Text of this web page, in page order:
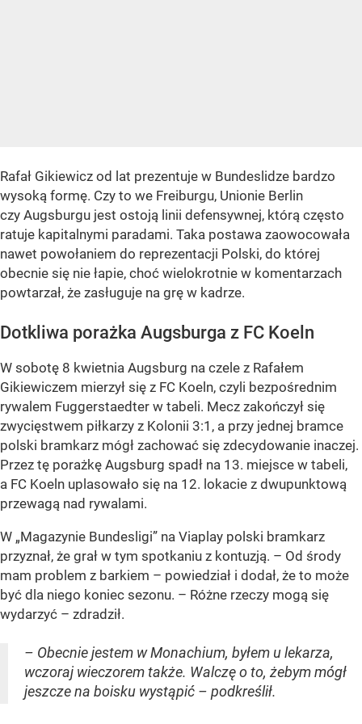
Rafał Gikiewicz od lat prezentuje w Bundeslidze bardzo
wysoką formę. Czy to we Freiburgu, Unionie Berlin
czy Augsburgu jest ostoją linii defensywnej, którą często
ratuje kapitalnymi paradami. Taka postawa zaowocowała
nawet powołaniem do reprezentacji Polski, do której
obecnie się nie łapie, choć wielokrotnie w komentarzach
powtarzał, że zasługuje na grę w kadrze.
Dotkliwa porażka Augsburga z FC Koeln
W sobotę 8 kwietnia Augsburg na czele z Rafałem
Gikiewiczem mierzył się z FC Koeln, czyli bezpośrednim
rywalem Fuggerstaedter w tabeli. Mecz zakończył się
zwycięstwem piłkarzy z Kolonii 3:1, a przy jednej bramce
polski bramkarz mógł zachować się zdecydowanie inaczej.
Przez tę porażkę Augsburg spadł na 13. miejsce w tabeli,
a FC Koeln uplasowało się na 12. lokacie z dwupunktową
przewagą nad rywalami.
W „Magazynie Bundesligi” na Viaplay polski bramkarz
przyznał, że grał w tym spotkaniu z kontuzją. – Od środy
mam problem z barkiem – powiedział i dodał, że to może
być dla niego koniec sezonu. – Różne rzeczy mogą się
wydarzyć – zdradził.
– Obecnie jestem w Monachium, byłem u lekarza,
wczoraj wieczorem także. Walczę o to, żebym mógł
jeszcze na boisku wystąpić – podkreślił.